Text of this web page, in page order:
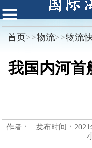
首页>>物流>>物流
我国内河首
作者： 发布时间：